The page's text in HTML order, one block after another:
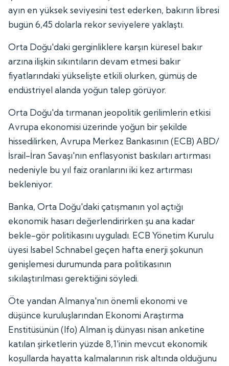
ayın en yüksek seviyesini test ederken, bakırın libresi
bugün 6,45 dolarla rekor seviyelere yaklaştı.
Orta Doğu'daki gerginliklere karşın küresel bakır
arzına ilişkin sıkıntıların devam etmesi bakır
fiyatlarındaki yükselişte etkili olurken, gümüş de
endüstriyel alanda yoğun talep görüyor.
Orta Doğu'da tırmanan jeopolitik gerilimlerin etkisi
Avrupa ekonomisi üzerinde yoğun bir şekilde
hissedilirken, Avrupa Merkez Bankasının (ECB) ABD/
İsrail-İran Savaşı'nın enflasyonist baskıları artırması
nedeniyle bu yıl faiz oranlarını iki kez artırması
bekleniyor.
Banka, Orta Doğu'daki çatışmanın yol açtığı
ekonomik hasarı değerlendirirken şu ana kadar
bekle-gör politikasını uyguladı. ECB Yönetim Kurulu
üyesi Isabel Schnabel geçen hafta enerji şokunun
genişlemesi durumunda para politikasının
sıkılaştırılması gerektiğini söyledi.
Öte yandan Almanya'nın önemli ekonomi ve
düşünce kuruluşlarından Ekonomi Araştırma
Enstitüsünün (Ifo) Alman iş dünyası nisan anketine
katılan şirketlerin yüzde 8,1'inin mevcut ekonomik
koşullarda hayatta kalmalarının risk altında olduğunu